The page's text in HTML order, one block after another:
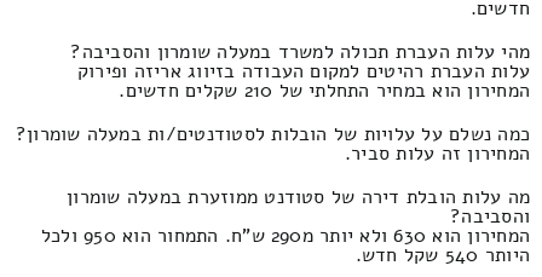
חדשים.
מהי עלות העברת תכולה למשרד במעלה שומרון והסביבה?
עלות העברת רהיטים למקום העבודה בזיווג אריזה ופירוק
המחירון הוא במחיר התחלתי של 210 שקלים חדשים.
כמה נשלם על עלויות של הובלות לסטודנטים/ות במעלה שומרון?
המחירון זה עלות סביר.
מה עלות הובלת דירה של סטודנט ממוזערת במעלה שומרון
והסביבה?
המחירון הוא 630 ולא יותר מ290 ש"ח. התמחור הוא 950 ולכל
היותר 540 שקל חדש.